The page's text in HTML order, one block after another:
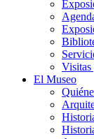
Visitas
El Museo